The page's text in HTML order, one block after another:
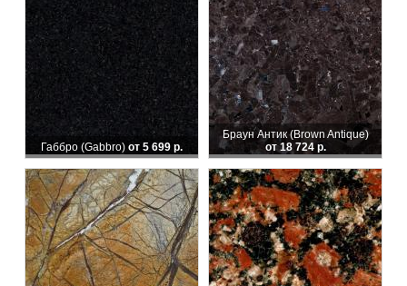
Габбро (Gabbro) от 5 699 р.
Браун Антик (Brown Antique)
от 18 724 р.